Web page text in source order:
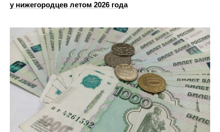
у нижегородцев летом 2026 года